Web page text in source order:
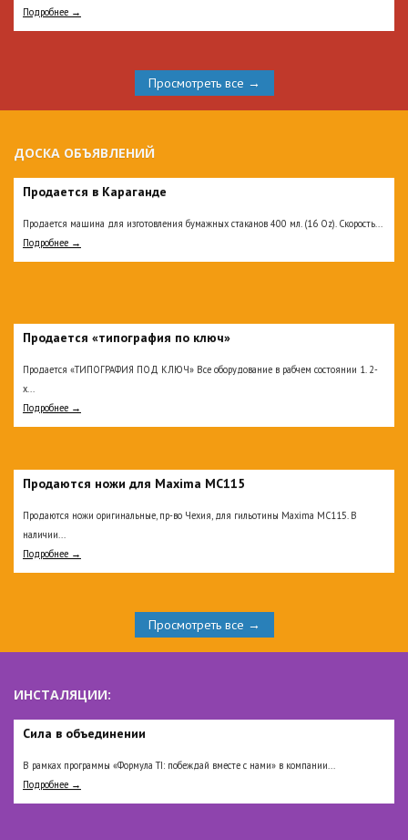
Подробнее →
Просмотреть все →
ДОСКА ОБЪЯВЛЕНИЙ
Продается в Караганде
Продается машина для изготовления бумажных стаканов 400 мл. (16 Oz). Скорость...
Подробнее →
Продается «типография по ключ»
Продается «ТИПОГРАФИЯ ПОД КЛЮЧ» Все оборудование в рабчем состоянии 1. 2-
х...
Подробнее →
Продаются ножи для Maxima MC115
Продаются ножи оригинальные, пр-во Чехия, для гильотины Maxima MC115. В
наличии...
Подробнее →
Просмотреть все →
ИНСТАЛЯЦИИ:
Сила в объединении
В рамках программы «Формула TI: побеждай вместе с нами» в компании...
Подробнее →